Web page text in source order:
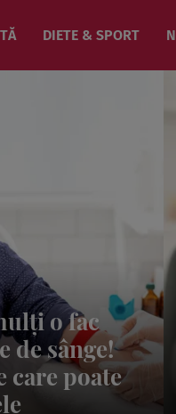
DIETE & SPORT
pe care le